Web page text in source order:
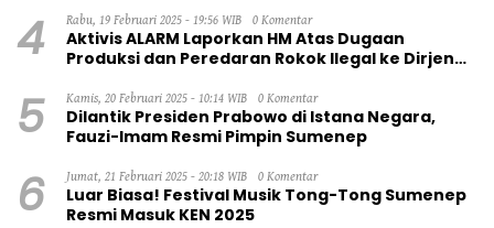
4 Rabu, 19 Februari 2025 - 19:56 WIB 0 Komentar
Aktivis ALARM Laporkan HM Atas Dugaan
Produksi dan Peredaran Rokok Ilegal ke Dirjen
5 Kamis, 20 Februari 2025 - 10:14 WIB 0 Komentar
Dilantik Presiden Prabowo di Istana Negara,
Fauzi-Imam Resmi Pimpin Sumenep
6 Jumat, 21 Februari 2025 - 20:18 WIB 0 Komentar
Luar Biasa! Festival Musik Tong-Tong Sumenep
Resmi Masuk KEN 2025